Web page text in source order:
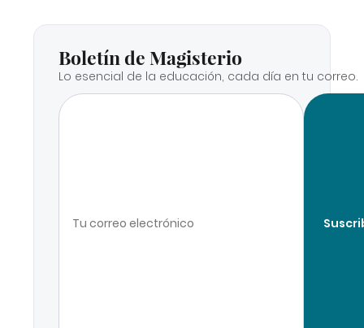
Boletín de Magisterio
Lo esencial de la educación, cada día en tu correo.